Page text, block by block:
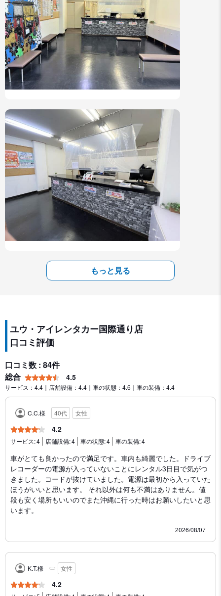
もっと見る
ユウ・アイレンタカー国際通り店
口コミ評価
口コミ数 : 84件
総合
4.5
サービス：4.4｜店舗設備：4.4｜車の状態：4.6｜車の装備：4.4
C.C.様 40代 女性
4.2
サービス:4 店舗設備:4 車の状態:4 車の装備:4
車がとても良かったので満足です。車内も綺麗でした。ドライブ
レコーダーの電源が入っていないことにレンタル3日目で気がつ
きました。コードが抜けていました。電源は最初から入っていた
ほうがいいと思います。 それ以外は何も不満はありません。値
段も安く場所もいいのでまた沖縄に行った時はお願いしたいと思
います。
2026/08/07
K.T.様 女性
4.2